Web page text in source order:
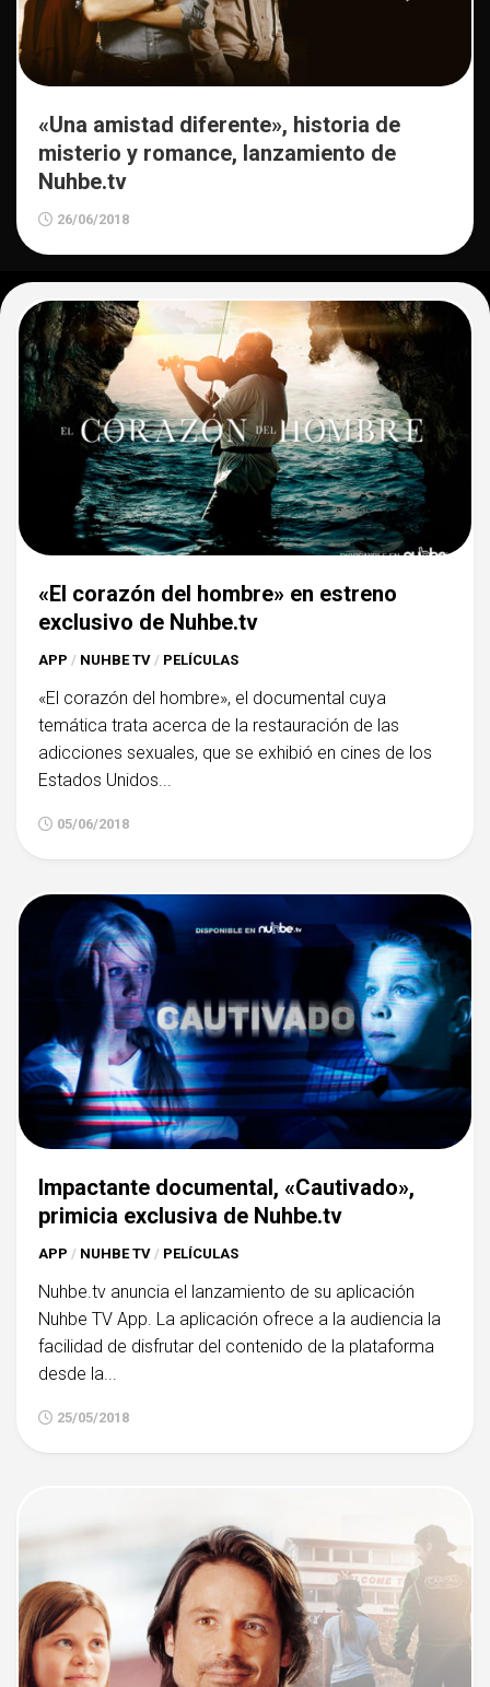
«Una amistad diferente», historia de
misterio y romance, lanzamiento de
Nuhbe.tv
26/06/2018
«El corazón del hombre» en estreno
exclusivo de Nuhbe.tv
APP / NUHBE TV / PELÍCULAS
«El corazón del hombre», el documental cuya
temática trata acerca de la restauración de las
adicciones sexuales, que se exhibió en cines de los
Estados Unidos...
05/06/2018
Impactante documental, «Cautivado»,
primicia exclusiva de Nuhbe.tv
APP / NUHBE TV / PELÍCULAS
Nuhbe.tv anuncia el lanzamiento de su aplicación
Nuhbe TV App. La aplicación ofrece a la audiencia la
facilidad de disfrutar del contenido de la plataforma
desde la...
25/05/2018